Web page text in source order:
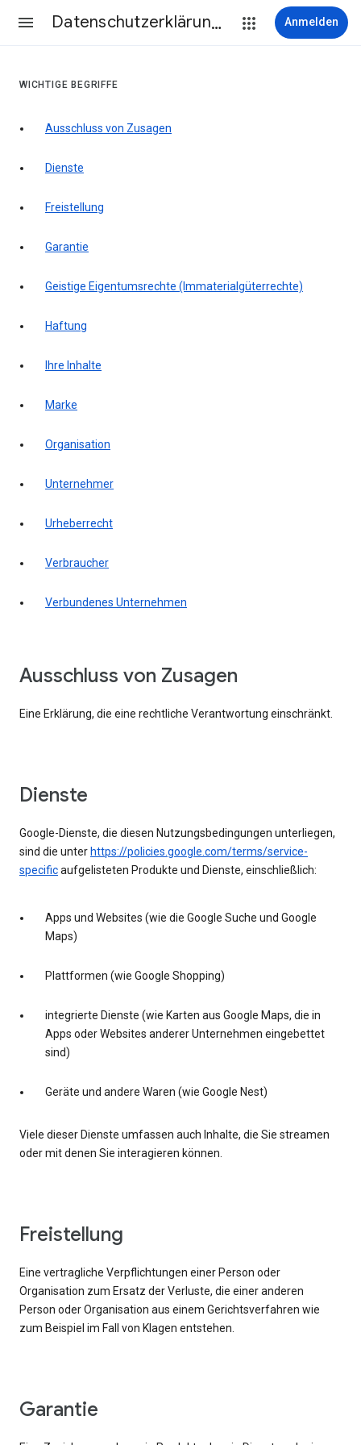
Datenschutzerklärung & Nutzungsbedingungen Anmelden
WICHTIGE BEGRIFFE
Ausschluss von Zusagen
Dienste
Freistellung
Garantie
Geistige Eigentumsrechte (Immaterialgüterrechte)
Haftung
Ihre Inhalte
Marke
Organisation
Unternehmer
Urheberrecht
Verbraucher
Verbundenes Unternehmen
Ausschluss von Zusagen
Eine Erklärung, die eine rechtliche Verantwortung einschränkt.
Dienste
Google-Dienste, die diesen Nutzungsbedingungen unterliegen,
sind die unter https://policies.google.com/terms/service-
specificaufgelisteten Produkte und Dienste, einschließlich:
Apps und Websites (wie die Google Suche und Google
Maps)
Plattformen (wie Google Shopping)
integrierte Dienste (wie Karten aus Google Maps, die in
Apps oder Websites anderer Unternehmen eingebettet
sind)
Geräte und andere Waren (wie Google Nest)
Viele dieser Dienste umfassen auch Inhalte, die Sie streamen
oder mit denen Sie interagieren können.
Freistellung
Eine vertragliche Verpflichtungen einer Person oder
Organisation zum Ersatz der Verluste, die einer anderen
Person oder Organisation aus einem Gerichtsverfahren wie
zum Beispiel im Fall von Klagen entstehen.
Garantie